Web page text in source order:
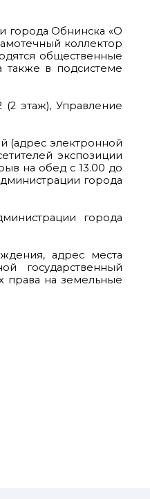
города Обнинска «О
коллектор
общественные
также в подсистеме
этаж), Управление
(адрес электронной
экспозиции
на обед с 13.00 до
города
города
адрес места
государственный
права на земельные